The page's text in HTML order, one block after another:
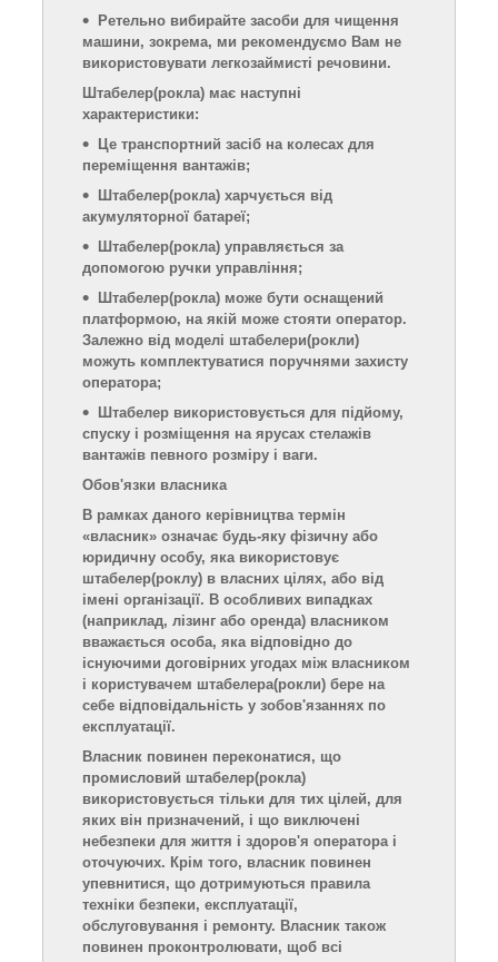
Ретельно вибирайте засоби для чищення
машини, зокрема, ми рекомендуємо Вам не
використовувати легкозаймисті речовини.
Штабелер(рокла) має наступні
характеристики:
Це транспортний засіб на колесах для
переміщення вантажів;
Штабелер(рокла) харчується від
акумуляторної батареї;
Штабелер(рокла) управляється за
допомогою ручки управління;
Штабелер(рокла) може бути оснащений
платформою, на якій може стояти оператор.
Залежно від моделі штабелери(рокли)
можуть комплектуватися поручнями захисту
оператора;
Штабелер використовується для підйому,
спуску і розміщення на ярусах стелажів
вантажів певного розміру і ваги.
Обов'язки власника
В рамках даного керівництва термін
«власник» означає будь-яку фізичну або
юридичну особу, яка використовує
штабелер(роклу) в власних цілях, або від
імені організації. В особливих випадках
(наприклад, лізинг або оренда) власником
вважається особа, яка відповідно до
існуючими договірних угодах між власником
і користувачем штабелера(рокли) бере на
себе відповідальність у зобов'язаннях по
експлуатації.
Власник повинен переконатися, що
промисловий штабелер(рокла)
використовується тільки для тих цілей, для
яких він призначений, і що виключені
небезпеки для життя і здоров'я оператора і
оточуючих. Крім того, власник повинен
упевнитися, що дотримуються правила
техніки безпеки, експлуатації,
обслуговування і ремонту. Власник також
повинен проконтролювати, щоб всі